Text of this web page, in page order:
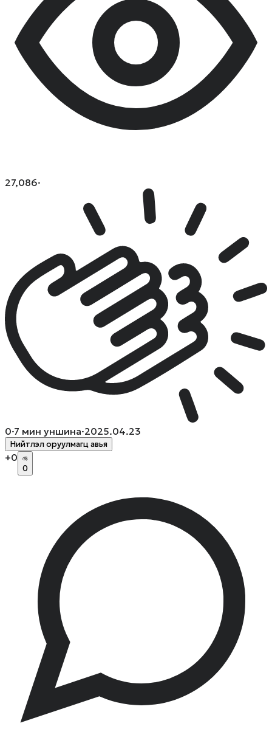
27,086·
0·7 мин уншина·2025.04.23
Нийтлэл оруулмагц авья
+0
0